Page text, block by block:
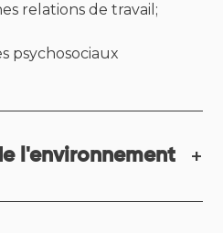
relations de travail;
psychosociaux
l'environnement